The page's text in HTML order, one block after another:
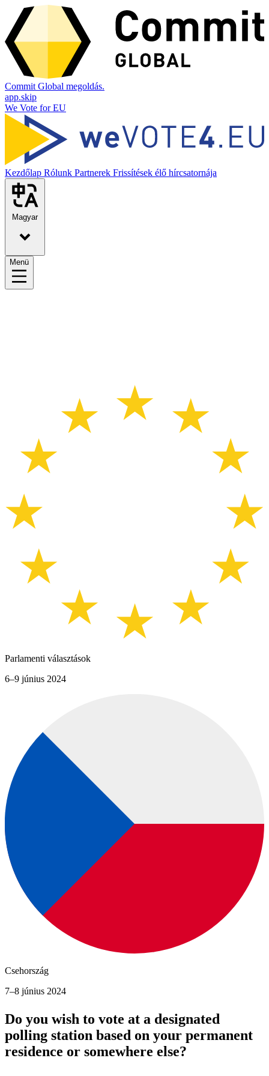
Commit Global megoldás.
app.skip
We Vote for EU
Kezdőlap Rólunk Partnerek Frissítések élő hírcsatornája
Magyar
Menü
Parlamenti választások
6–9 június 2024
Csehország
7–8 június 2024
Do you wish to vote at a designated
polling station based on your permanent
residence or somewhere else?